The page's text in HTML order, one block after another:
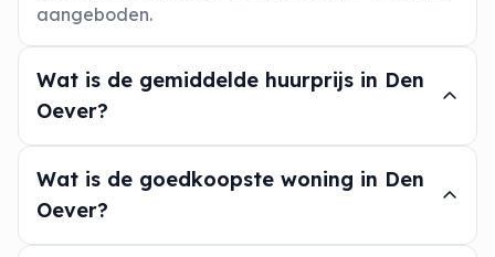
aangeboden.
Wat is de gemiddelde huurprijs in Den
Oever?
Wat is de goedkoopste woning in Den
Oever?